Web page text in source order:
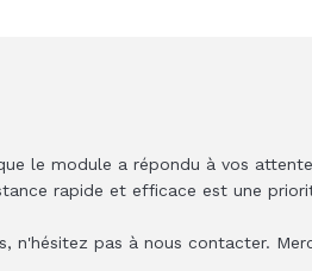
le module a répondu à vos
rapide et efficace est une
n'hésitez pas à nous contacter.